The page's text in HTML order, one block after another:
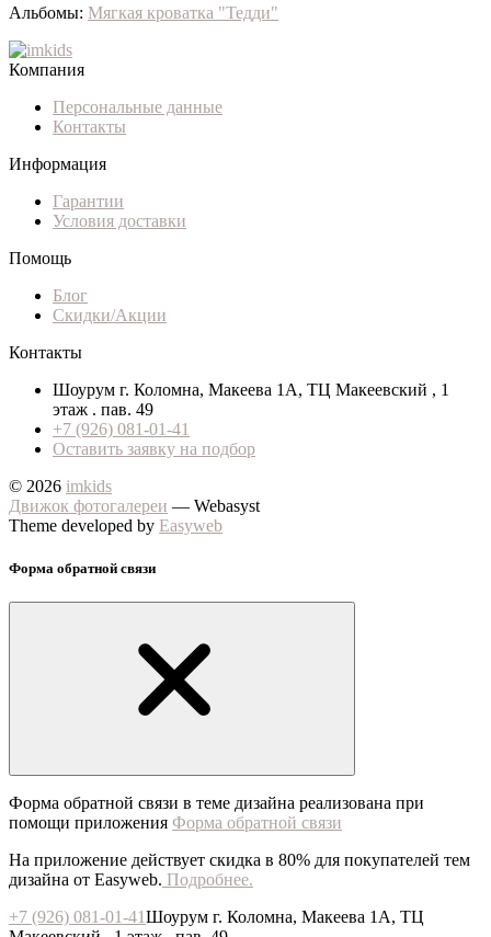
Альбомы: Мягкая кроватка "Тедди"
Компания
Персональные данные
Контакты
Информация
Гарантии
Условия доставки
Помощь
Блог
Скидки/Акции
Контакты
Шоурум г. Коломна, Макеева 1А, ТЦ Макеевский , 1
этаж . пав. 49
+7 (926) 081-01-41
Оставить заявку на подбор
© 2026 imkids
Движок фотогалереи — Webasyst
Theme developed by Easyweb
Форма обратной связи
Форма обратной связи в теме дизайна реализована при
помощи приложения Форма обратной связи
На приложение действует скидка в 80% для покупателей тем
дизайна от Easyweb. Подробнее.
+7 (926) 081-01-41Шоурум г. Коломна, Макеева 1А, ТЦ